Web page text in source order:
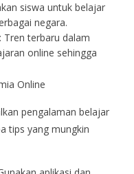
siswa untuk belajar
negara.
Tren terbaru dalam
online sehingga
Online
pengalaman belajar
tips yang mungkin